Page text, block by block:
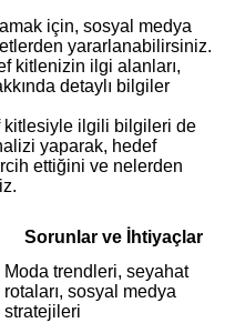
için, sosyal medya
yararlanabilirsiniz.
kitlenizin ilgi alanları,
detaylı bilgiler
kitlesiyle ilgili bilgileri de
yaparak, hedef
ettiğini ve nelerden
Sorunlar ve İhtiyaçlar
Moda trendleri, seyahat
rotaları, sosyal medya
stratejileri